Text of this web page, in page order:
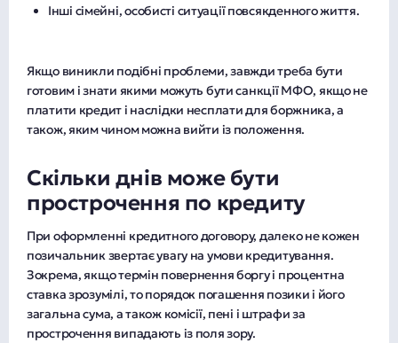
Інші сімейні, особисті ситуації повсякденного життя.
Якщо виникли подібні проблеми, завжди треба бути
готовим і знати якими можуть бути санкції МФО, якщо не
платити кредит і наслідки несплати для боржника, а
також, яким чином можна вийти із положення.
Скільки днів може бути
прострочення по кредиту
При оформленні кредитного договору, далеко не кожен
позичальник звертає увагу на умови кредитування.
Зокрема, якщо термін повернення боргу і процентна
ставка зрозумілі, то порядок погашення позики і його
загальна сума, а також комісії, пені і штрафи за
прострочення випадають із поля зору.